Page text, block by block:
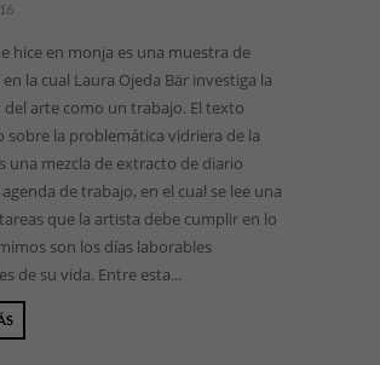
hice en monja es una muestra de
la cual Laura Ojeda Bär investiga la
del arte como un trabajo. El texto
sobre la problemática vidriera de la
una mezcla de extracto de diario
de trabajo, en el cual se lee una
que la artista debe cumplir en lo
son los días laborables
de su vida. Entre esta...